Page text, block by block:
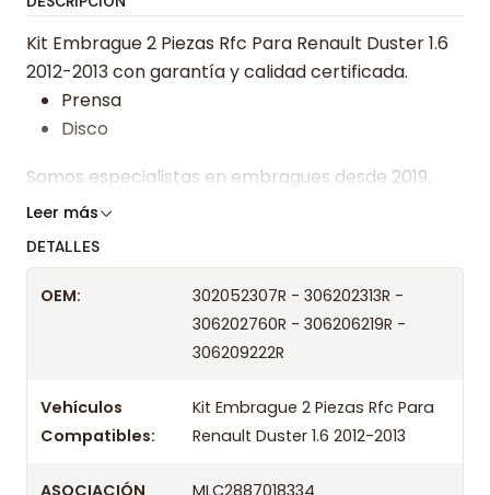
Kit Embrague 2 Piezas Rfc Para Renault Duster 1.6
2012-2013 con garantía y calidad certificada.
Prensa
Disco
Somos especialistas en embragues desde 2019,
ofreciendo precios bajos y asesoría experta.
Despacharemos el producto con transportista en
Años compatibles
Kit Embrague 2 Piezas Rfc Para Renault Duster 1.6
2012
2013
Leer más
DETALLES
OEM:
302052307R - 306202313R -
306202760R - 306206219R -
306209222R
Vehículos
Compatibles:
Kit Embrague 2 Piezas Rfc Para
Renault Duster 1.6 2012-2013
ASOCIACIÓN
MLC2887018334